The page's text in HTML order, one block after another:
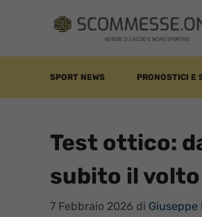
contenuto
SPORT NEWS PRONOSTICI E
Test ottico:
subito il
7 Febbraio 2026 di Giuseppe